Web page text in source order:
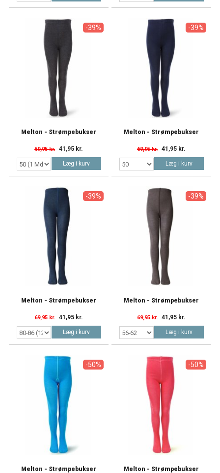
-39%
Melton - Strømpebukser
69,95 kr. 41,95 kr.
Læg i kurv
-39%
Melton - Strømpebukser
69,95 kr. 41,95 kr.
Læg i kurv
-39%
Melton - Strømpebukser
69,95 kr. 41,95 kr.
Læg i kurv
-39%
Melton - Strømpebukser
69,95 kr. 41,95 kr.
Læg i kurv
-50%
Melton - Strømpebukser
-50%
Melton - Strømpebukser